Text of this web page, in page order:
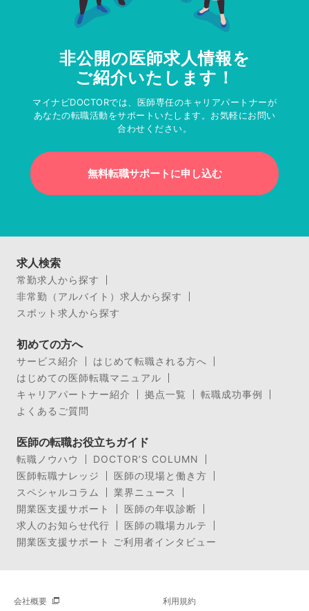
非公開の医師求人情報を
ご紹介いたします！
マイナビDOCTORでは、医師専任のキャリアパートナーが
あなたの転職活動をサポートいたします。お気軽にお問い
合わせください。
無料転職サポートに申し込む
求人検索
常勤求人から探す
非常勤（アルバイト）求人から探す
スポット求人から探す
初めての方へ
サービス紹介
はじめて転職される方へ
はじめての医師転職マニュアル
キャリアパートナー紹介
拠点一覧
転職成功事例
よくあるご質問
医師の転職お役立ちガイド
転職ノウハウ
DOCTOR’S COLUMN
医師転職ナレッジ
医師の現場と働き方
スペシャルコラム
業界ニュース
開業医支援サポート
医師の年収診断
求人のお知らせ代行
医師の職場カルテ
開業医支援サポート ご利用者インタビュー
会社概要 利用規約